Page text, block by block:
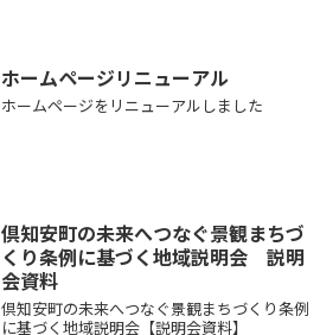
ホームページリニューアル
ホームページをリニューアルしました
倶知安町の未来へつなぐ景観まちづ
くり条例に基づく地域説明会 説明
会資料
倶知安町の未来へつなぐ景観まちづくり条例
に基づく地域説明会【説明会資料】